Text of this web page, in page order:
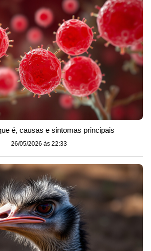
é, causas e sintomas principais
26/05/2026 às 22:33